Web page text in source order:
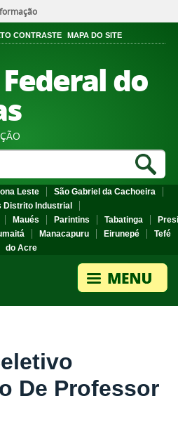
CONTRASTE MAPA DO SITE
do
Leste
São Gabriel da Cachoeira
Distrito Industrial
Maués Parintins Tabatinga
Manacapuru Eirunepé
Tefé
do Acre
De Professor